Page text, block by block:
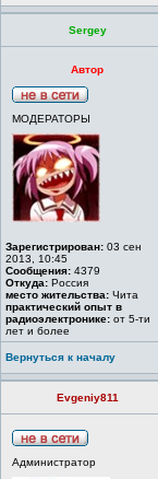
Sergey
Автор
МОДЕРАТОРЫ
Зарегистрирован: 03 сен
2013, 10:45
Сообщения: 4379
Откуда: Россия
место жительства: Чита
практический опыт в
радиоэлектронике: от 5-ти
лет и более
Вернуться к началу
Evgeniy811
Администратор